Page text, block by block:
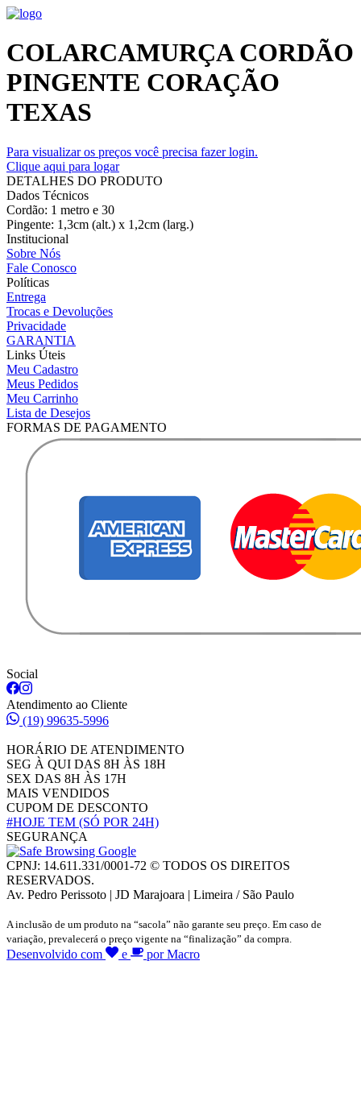
COLARCAMURÇA CORDÃO
PINGENTE CORAÇÃO
TEXAS
Para visualizar os preços você precisa fazer login.
Clique aqui para logar
DETALHES DO PRODUTO
Dados Técnicos
Cordão: 1 metro e 30
Pingente: 1,3cm (alt.) x 1,2cm (larg.)
Institucional
Sobre Nós
Fale Conosco
Políticas
Entrega
Trocas e Devoluções
Privacidade
GARANTIA
Links Úteis
Meu Cadastro
Meus Pedidos
Meu Carrinho
Lista de Desejos
FORMAS DE PAGAMENTO
Social
Atendimento ao Cliente
(19) 99635-5996
HORÁRIO DE ATENDIMENTO
SEG À QUI DAS 8H ÀS 18H
SEX DAS 8H ÀS 17H
MAIS VENDIDOS
CUPOM DE DESCONTO
#HOJE TEM (SÓ POR 24H)
SEGURANÇA
CPNJ: 14.611.331/0001-72 © TODOS OS DIREITOS
RESERVADOS.
Av. Pedro Perissoto | JD Marajoara | Limeira / São Paulo
A inclusão de um produto na “sacola” não garante seu preço. Em caso de
variação, prevalecerá o preço vigente na “finalização” da compra.
Desenvolvido com e por Macro